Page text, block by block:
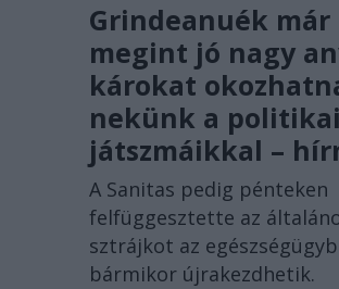
Grindeanuék már
megint jó nagy
károkat
nekünk a politikai
játszmáikkal –
A Sanitas pedig pénteken
felfüggesztette az
sztrájkot az
bármikor újrakezdhetik.